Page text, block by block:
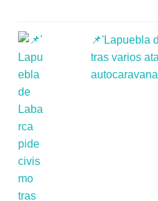
📌'Lapuebla
tras varios